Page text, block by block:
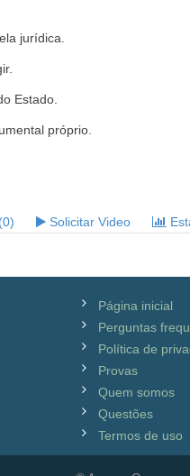
jurídica.
Estado.
próprio.
Solicitar Video
Página inicial
Perguntas
Política de
Provas
Quem somos
Questões
Termos de uso